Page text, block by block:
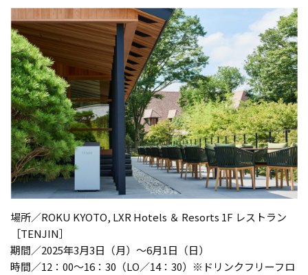
場所／ROKU KYOTO, LXR Hotels ＆ Resorts 1F レストラン
［TENJIN］
期間／2025年3月3日（月）〜6月1日（日）
時間／12：00〜16：30（LO／14：30）※ドリンクフリーフロ